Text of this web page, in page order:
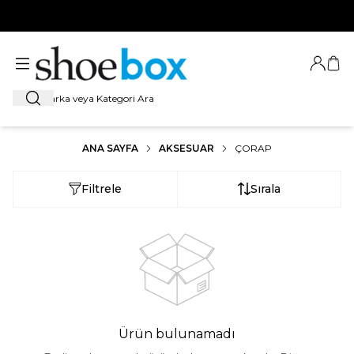
Ara
Giriş
ANA SAYFA AKSESUAR ÇORAP
Filtrele Sırala
Ürün bulunamadı